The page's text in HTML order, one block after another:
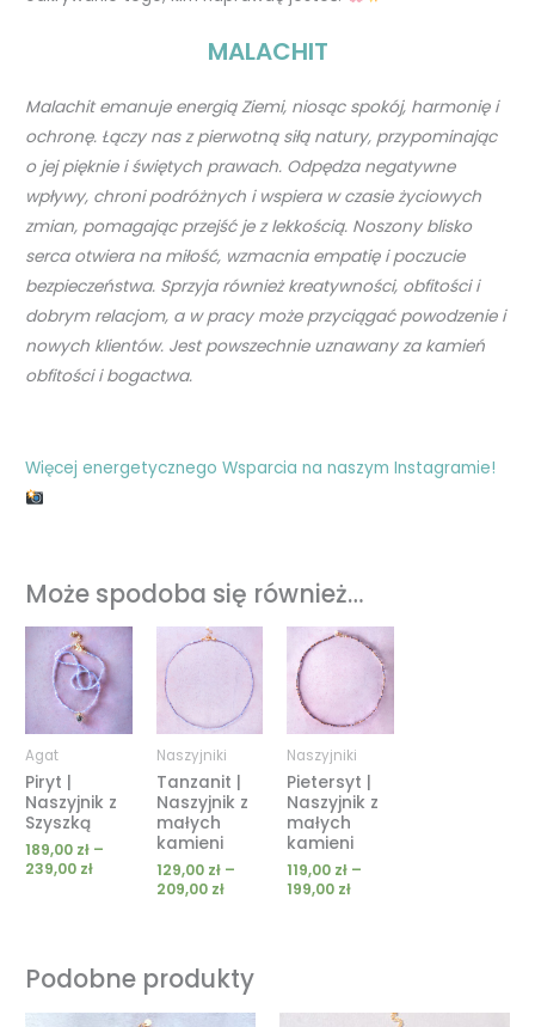
MALACHIT
Malachit emanuje energią Ziemi, niosąc spokój, harmonię i
ochronę. Łączy nas z pierwotną siłą natury, przypominając
o jej pięknie i świętych prawach. Odpędza negatywne
wpływy, chroni podróżnych i wspiera w czasie życiowych
zmian, pomagając przejść je z lekkością. Noszony blisko
serca otwiera na miłość, wzmacnia empatię i poczucie
bezpieczeństwa. Sprzyja również kreatywności, obfitości i
dobrym relacjom, a w pracy może przyciągać powodzenie i
nowych klientów. Jest powszechnie uznawany za kamień
obfitości i bogactwa.
Więcej energetycznego Wsparcia na naszym Instagramie!
Może spodoba się również…
Agat
Piryt |
Naszyjnik z
Szyszką
189,00 zł –
239,00 zł
Zakres
cen:
od
189,00 zł
do
239,00 zł
Naszyjniki
Tanzanit |
Naszyjnik z
małych
kamieni
129,00 zł –
209,00 zł
cen:
129,00 zł
do
209,00 zł
Naszyjniki
Pietersyt |
Naszyjnik z
małych
kamieni
119,00 zł –
199,00 zł
Zakres
cen:
119,00 zł
do
199,00 zł
Podobne produkty